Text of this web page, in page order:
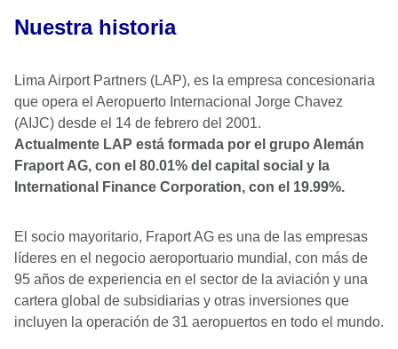
Nuestra historia
Lima Airport Partners (LAP), es la empresa concesionaria
que opera el Aeropuerto Internacional Jorge Chavez
(AIJC) desde el 14 de febrero del 2001.
Actualmente LAP está formada por el grupo Alemán
Fraport AG, con el 80.01% del capital social y Ia
International Finance Corporation, con el 19.99%.
El socio mayoritario, Fraport AG es una de las empresas
líderes en el negocio aeroportuario mundial, con más de
95 años de experiencia en el sector de la aviación y una
cartera global de subsidiarias y otras inversiones que
incluyen la operación de 31 aeropuertos en todo el mundo.